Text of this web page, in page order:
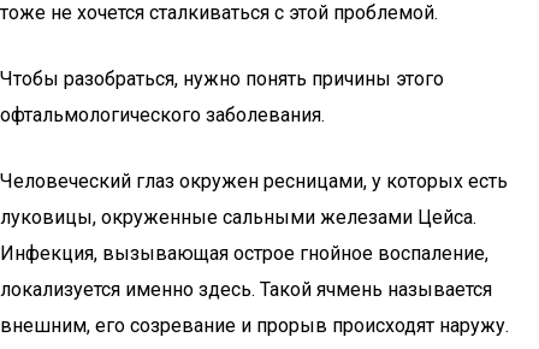
тоже не хочется сталкиваться с этой проблемой.
Чтобы разобраться, нужно понять причины этого
офтальмологического заболевания.
Человеческий глаз окружен ресницами, у которых есть
луковицы, окруженные сальными железами Цейса.
Инфекция, вызывающая острое гнойное воспаление,
локализуется именно здесь. Такой ячмень называется
внешним, его созревание и прорыв происходят наружу.